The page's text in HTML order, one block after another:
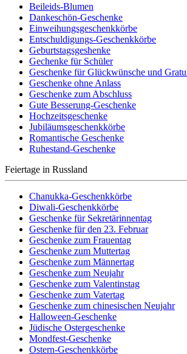
Beileids-Blumen
Dankeschön-Geschenke
Einweihungsgeschenkkörbe
Entschuldigungs-Geschenkkörbe
Geburtstagsgeshenke
Gechenke für Schüler
Geschenke für Glückwünsche und
Geschenke ohne Anlass
Geschenke zum Abschluss
Gute Besserung-Geschenke
Hochzeitsgeschenke
Jubiläumsgeschenkkörbe
Romantische Geschenke
Ruhestand-Geschenke
Feiertage in Russland
Chanukka-Geschenkkörbe
Diwali-Geschenkkörbe
Geschenke für Sekretärinnentag
Geschenke für den 23. Februar
Geschenke zum Frauentag
Geschenke zum Muttertag
Geschenke zum Männertag
Geschenke zum Neujahr
Geschenke zum Valentinstag
Geschenke zum Vatertag
Geschenke zum chinesischen Neujahr
Halloween-Geschenke
Jüdische Ostergeschenke
Mondfest-Geschenke
Ostern-Geschenkkörbe